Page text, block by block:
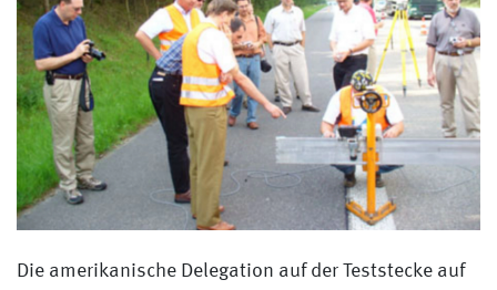
Die amerikanische Delegation auf der Teststecke auf